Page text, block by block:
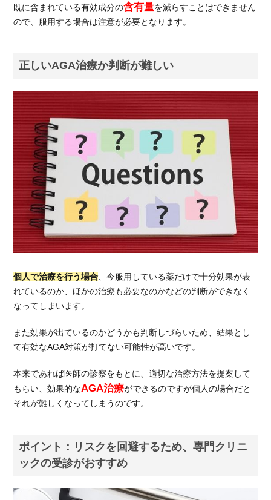
既に含まれている有効成分の含有量を減らすことはできません
ので、服用する場合は注意が必要となります。
正しいAGA治療か判断が難しい
個人で治療を行う場合 、今服用している薬だけで十分効果が表
れているのか、ほかの治療も必要なのかなどの判断ができなく
なってしまいます。
また効果が出ているのかどうかも判断しづらいため、結果とし
て有効なAGA対策が打てない可能性が高いです。
本来であれば医師の診察をもとに、適切な治療方法を提案して
もらい、効果的なAGA治療ができるのですが個人の場合だと
それが難しくなってしまうのです。
ポイント：リスクを回避するため、専門クリニ
ックの受診がおすすめ